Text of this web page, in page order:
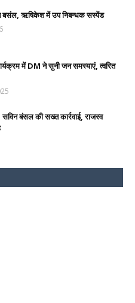
बसंल, ऋषिकेश में उप निबन्धक सस्पेंड
में DM ने सुनी जन समस्याएं, त्वरित
सविन बंसल की सख्त कार्रवाई, राजस्व